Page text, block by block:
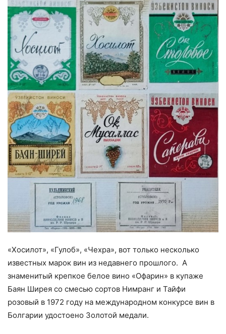
«Хосилот», «Гулоб», «Чехра», вот только несколько
известных марок вин из недавнего прошлого. А
знаменитый крепкое белое вино «Офарин» в купаже
Баян Ширея со смесью сортов Нимранг и Тайфи
розовый в 1972 году на международном конкурсе вин в
Болгарии удостоено Золотой медали.